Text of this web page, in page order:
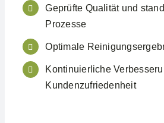
Geprüfte Qualität und
Prozesse
Optimale
Kontinuierliche
Kundenzufriedenheit